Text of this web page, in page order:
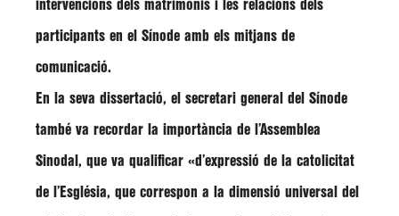
intervencions dels matrimonis i les relacions dels
participants en el Sínode amb els mitjans de
comunicació.
En la seva dissertació, el secretari general del Sínode
també va recordar la importància de l’Assemblea
Sinodal, que va qualificar «d’expressió de la catolicitat
de l’Església, que correspon a la dimensió universal del